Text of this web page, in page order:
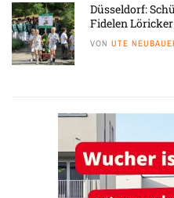
Düsseldorf:
Fidelen Löricker
VON UTE